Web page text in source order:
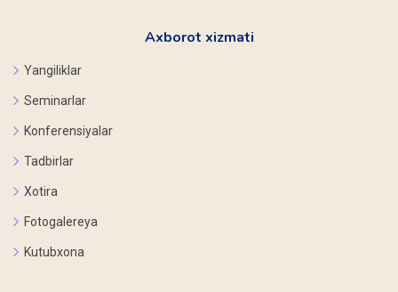
Axborot xizmati
Yangiliklar
Seminarlar
Konferensiyalar
Tadbirlar
Xotira
Fotogalereya
Kutubxona